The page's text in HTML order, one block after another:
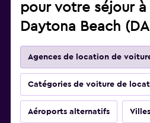
pour votre séjour
Daytona Beach
Agences de location de
Catégories de voiture de
Aéroports alternatifs